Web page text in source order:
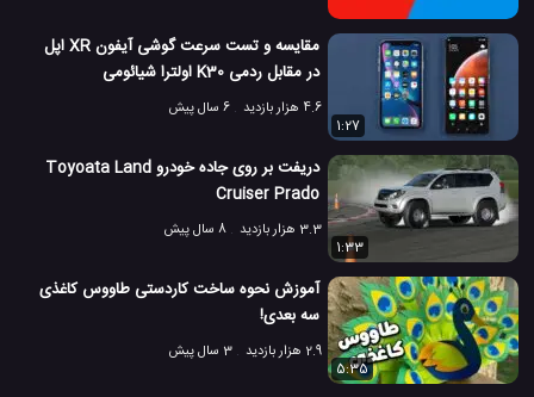
مقایسه و تست سرعت گوشی آیفون XR اپل
در مقابل ردمی K30 اولترا شیائومی
4.6 هزار بازدید
6 سال پیش
1:27
دریفت بر روی جاده خودرو Toyoata Land
Cruiser Prado
3.3 هزار بازدید
8 سال پیش
1:33
آموزش نحوه ساخت کاردستی طاووس کاغذی
سه بعدی!
2.9 هزار بازدید
3 سال پیش
5:35